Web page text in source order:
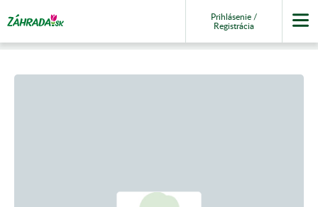
Prihlásenie /
Registrácia